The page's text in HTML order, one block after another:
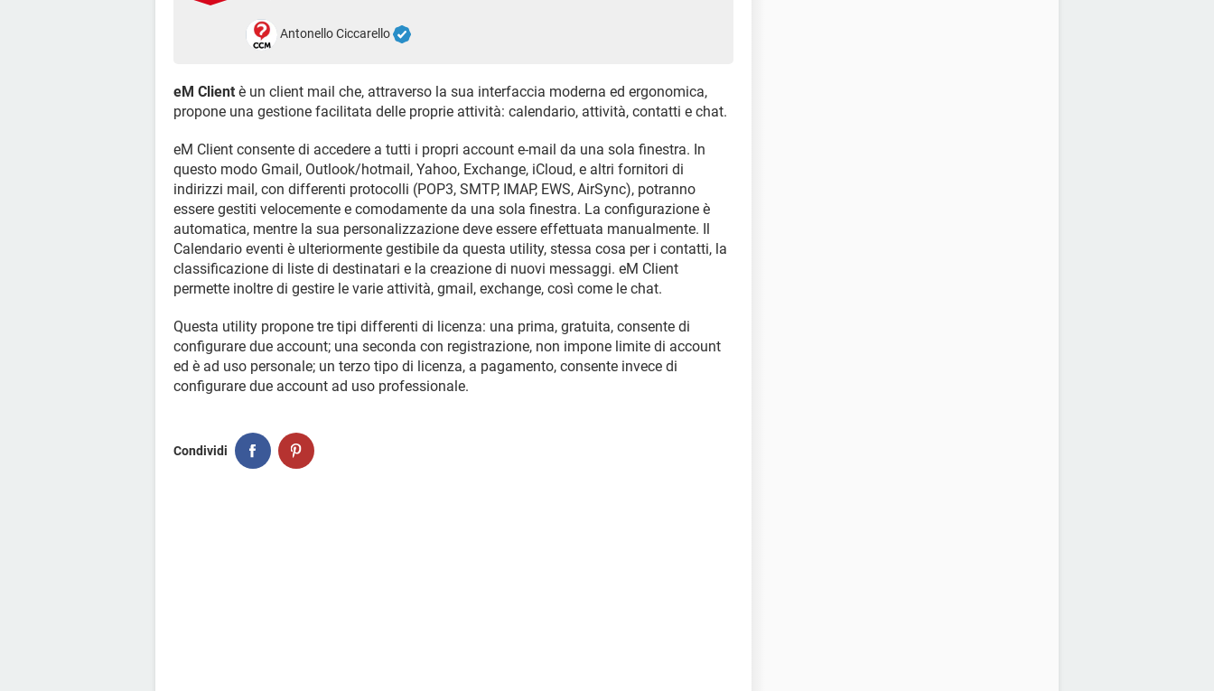
Antonello Ciccarello
eM Client è un client mail che, attraverso la sua interfaccia moderna ed ergonomica,
propone una gestione facilitata delle proprie attività: calendario, attività, contatti e chat.
eM Client consente di accedere a tutti i propri account e-mail da una sola finestra. In
questo modo Gmail, Outlook/hotmail, Yahoo, Exchange, iCloud, e altri fornitori di
indirizzi mail, con differenti protocolli (POP3, SMTP, IMAP, EWS, AirSync), potranno
essere gestiti velocemente e comodamente da una sola finestra. La configurazione è
automatica, mentre la sua personalizzazione deve essere effettuata manualmente. Il
Calendario eventi è ulteriormente gestibile da questa utility, stessa cosa per i contatti, la
classificazione di liste di destinatari e la creazione di nuovi messaggi. eM Client
permette inoltre di gestire le varie attività, gmail, exchange, così come le chat.
Questa utility propone tre tipi differenti di licenza: una prima, gratuita, consente di
configurare due account; una seconda con registrazione, non impone limite di account
ed è ad uso personale; un terzo tipo di licenza, a pagamento, consente invece di
configurare due account ad uso professionale.
Condividi